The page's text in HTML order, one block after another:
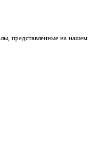
представленные на нашем